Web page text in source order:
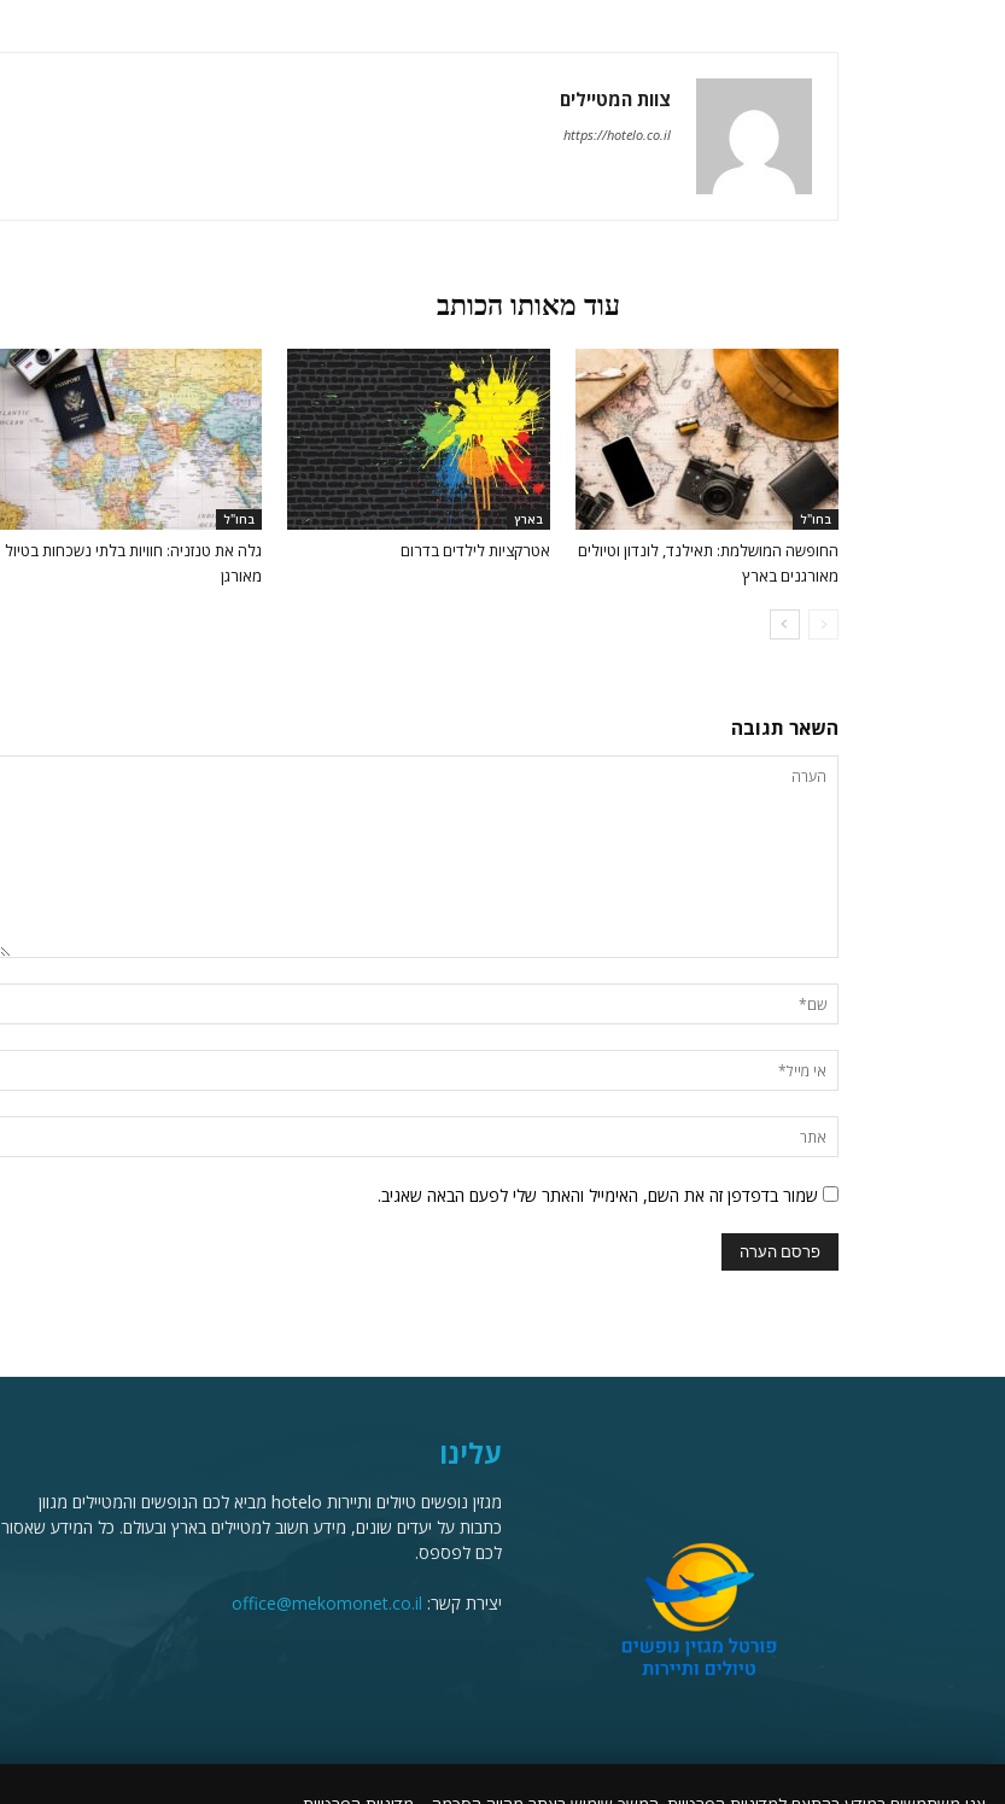
צוות המטיילים
https://hotelo.co.il
עוד מאותו הכותב
בחו"ל
החופשה המושלמת: תאילנד, לונדון וטיולים
מאורגנים בארץ
בארץ
אטרקציות לילדים בדרום
בחו"ל
גלה את טנזניה: חוויות בלתי נשכחות בטיול
מאורגן
השאר תגובה
שמור בדפדפן זה את השם, האימייל והאתר שלי לפעם הבאה שאגיב.
עלינו
מגזין נופשים טיולים ותיירות hotelo מביא לכם הנופשים והמטיילים מגוון
כתבות על יעדים שונים, מידע חשוב למטיילים בארץ ובעולם. כל המידע שאסור
לכם לפספס.
יצירת קשר: office@mekomonet.co.il